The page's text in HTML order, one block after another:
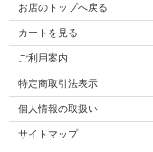
お店のトップへ戻る
カートを見る
ご利用案内
特定商取引法表示
個人情報の取扱い
サイトマップ